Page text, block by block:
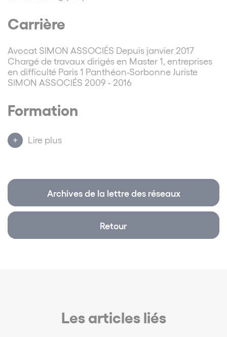
Carrière
Avocat SIMON ASSOCIÉS Depuis janvier 2017
Chargé de travaux dirigés en Master 1, entreprises
en difficulté Paris 1 Panthéon-Sorbonne Juriste
SIMON ASSOCIÉS 2009 - 2016
Formation
ICCF Finance d’entreprise 2022 (FFI – HEC PARIS)
CAPA (2016) M2 Droit des entreprises en difficulté -
Langues parlées
Lire plus
Archives de la lettre des réseaux
Retour
Les articles liés